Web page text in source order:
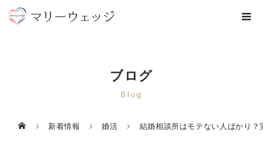
ブログ
Blog
新着情報 婚活 結婚相談所はモテない人ばかり